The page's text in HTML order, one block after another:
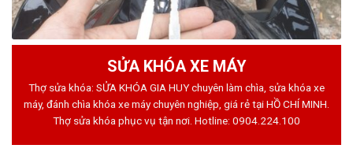
SỬA KHÓA XE MÁY
Thợ sửa khóa: SỬA KHÓA GIA HUY chuyên làm chìa, sửa khóa xe
máy, đánh chìa khóa xe máy chuyên nghiệp, giá rẻ tại HỒ CHÍ MINH.
Thợ sửa khóa phục vụ tận nơi. Hotline: 0904.224.100